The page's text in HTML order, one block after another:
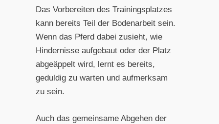
Das Vorbereiten des Trainingsplatzes
kann bereits Teil der Bodenarbeit sein.
Wenn das Pferd dabei zusieht, wie
Hindernisse aufgebaut oder der Platz
abgeäppelt wird, lernt es bereits,
geduldig zu warten und aufmerksam
zu sein.
Auch das gemeinsame Abgehen der